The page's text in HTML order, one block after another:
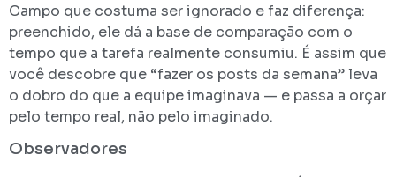
Campo que costuma ser ignorado e faz diferença:
preenchido, ele dá a base de comparação com o
tempo que a tarefa realmente consumiu. É assim que
você descobre que “fazer os posts da semana” leva
o dobro do que a equipe imaginava — e passa a orçar
pelo tempo real, não pelo imaginado.
Observadores